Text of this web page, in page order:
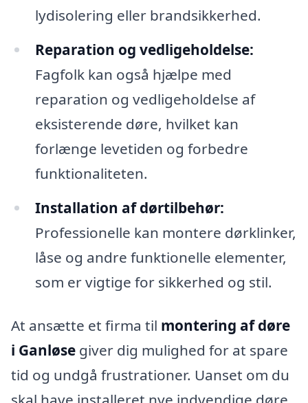
lydisolering eller brandsikkerhed.
Reparation og vedligeholdelse:
Fagfolk kan også hjælpe med
reparation og vedligeholdelse af
eksisterende døre, hvilket kan
forlænge levetiden og forbedre
funktionaliteten.
Installation af dørtilbehør:
Professionelle kan montere dørklinker,
låse og andre funktionelle elementer,
som er vigtige for sikkerhed og stil.
At ansætte et firma til montering af døre
i Ganløse giver dig mulighed for at spare
tid og undgå frustrationer. Uanset om du